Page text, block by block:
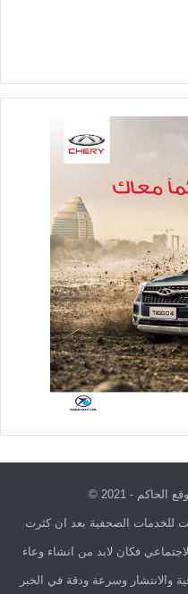
- 2021 ©
للخدمات الصحفية بعد ان كثرت
فكان لابد من انشاء وعاء
والانتشار وسرعة ودقة في الخبر